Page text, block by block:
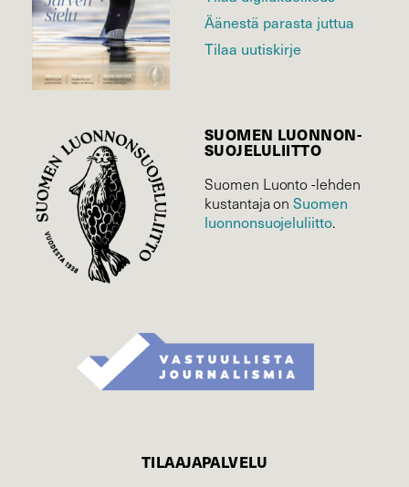
Äänestä parasta juttua
Tilaa uutiskirje
SUOMEN LUONNON­
SUOJELU­LIITTO
Suomen Luonto -lehden
kustantaja onSuomen
luonnonsuojelu­liitto.
TILAAJAPALVELU